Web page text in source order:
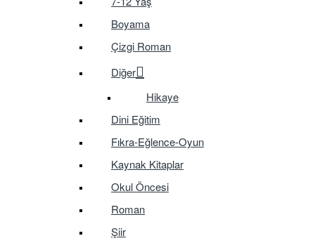
Boyama
Çizgi Roman
Diğer
Hikaye
Dini Eğitim
Fıkra-Eğlence-Oyun
Kaynak Kitaplar
Okul Öncesi
Roman
Şiir